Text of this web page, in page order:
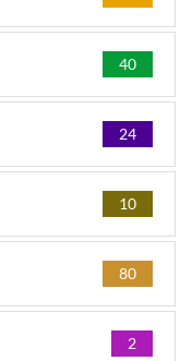
40
24
10
80
2